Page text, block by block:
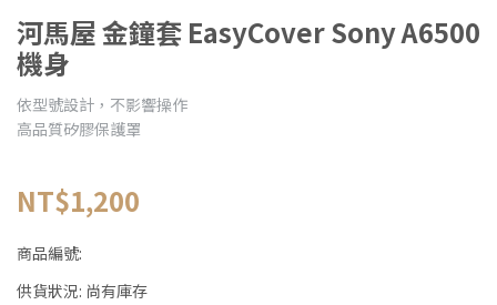
河馬屋 金鐘套 EasyCover Sony A6500
機身
依型號設計，不影響操作
高品質矽膠保護罩
NT$1,200
商品編號:
供貨狀況: 尚有庫存